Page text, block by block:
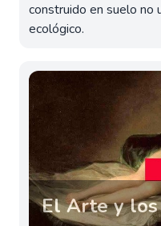
construido en suelo no
ecológico.
El Arte y